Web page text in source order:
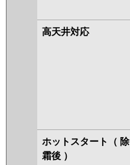
高天井対応
ホットスタート（ 除
霜後 ）